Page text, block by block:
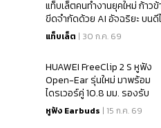
แท็บเล็ตคนทำงานยุคใหม่ ก้าวข้
ขีดจำกัดด้วย AI อัจฉริยะ บนดี
บางที่สุดในโลกเพียง
แท็บเล็ต | 30 ก.ค. 69
HUAWEI FreeClip 2 S หูฟัง
Open-Ear รุ่นใหม่ มาพร้อม
ไดรเวอร์คู่ 10.8 มม. รองรับ
Spatial Audio และแบตเตอรี่น
สูงสุด 38 ชั่วโมง
หูฟัง Earbuds | 15 ก.ค. 69